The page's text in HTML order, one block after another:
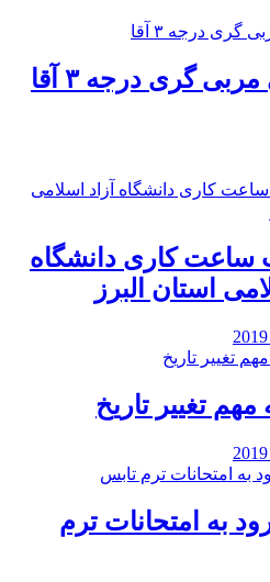
گری درجه ۳ آقا
ساعت کاری دانشگاه
استان البرز
مهم تغییر تاریخ
به امتحانات ترم